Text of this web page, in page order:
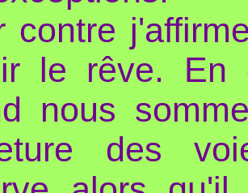
contre
le rêve. En
nous
des